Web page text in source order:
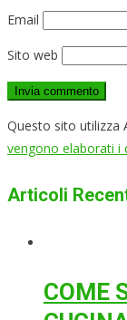
Email
Sito web
Questo sito utilizza
vengono elaborati i
Articoli
COME